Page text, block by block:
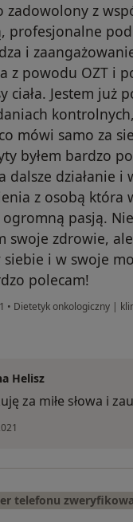
zadowolony z
profesjonalne
i
z powodu OZT i
ciała. Jestem już
mówi samo za
byłem bardzo
dalsze działanie i
z osobą która
ogromną pasją.
swoje zdrowie,
siebie i w swoje
polecam!
• Dietetyk onkologiczny |
Helisz
za miłe słowa i
telefonu